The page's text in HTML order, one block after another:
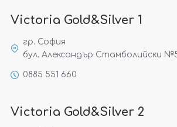
Victoria Gold&Silver 1
гр. София
бул. Александър Стамболийски
0885 551 660
Victoria Gold&Silver 2